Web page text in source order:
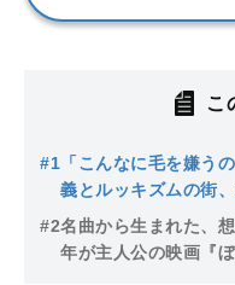
こ
#1 「こんなに毛を嫌う
義とルッキズムの街
く21歳の女性を描い
生まれたのか
#2名曲から生まれた、
年が主人公の映画『